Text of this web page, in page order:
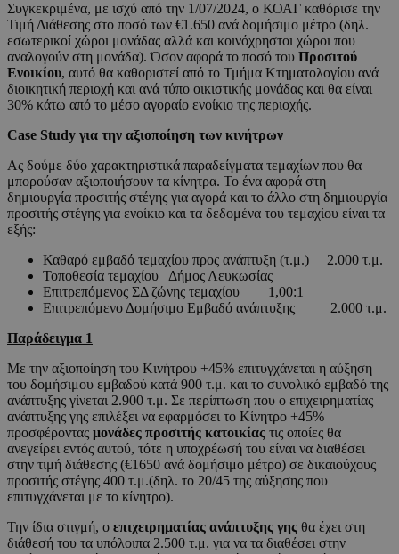
Συγκεκριμένα, με ισχύ από την 1/07/2024, ο ΚΟΑΓ καθόρισε την
Τιμή Διάθεσης στο ποσό των €1.650 ανά δομήσιμο μέτρο (δηλ.
εσωτερικοί χώροι μονάδας αλλά και κοινόχρηστοι χώροι που
αναλογούν στη μονάδα). Όσον αφορά το ποσό του Προσιτού
Ενοικίου, αυτό θα καθοριστεί από το Τμήμα Κτηματολογίου ανά
διοικητική περιοχή και ανά τύπο οικιστικής μονάδας και θα είναι
30% κάτω από το μέσο αγοραίο ενοίκιο της περιοχής.
Case Study για την αξιοποίηση των κινήτρων
Ας δούμε δύο χαρακτηριστικά παραδείγματα τεμαχίων που θα
μπορούσαν αξιοποιήσουν τα κίνητρα. Το ένα αφορά στη
δημιουργία προσιτής στέγης για αγορά και το άλλο στη δημιουργία
προσιτής στέγης για ενοίκιο και τα δεδομένα του τεμαχίου είναι τα
εξής:
Καθαρό εμβαδό τεμαχίου προς ανάπτυξη (τ.μ.) 2.000 τ.μ.
Τοποθεσία τεμαχίου Δήμος Λευκωσίας
Επιτρεπόμενος ΣΔ ζώνης τεμαχίου 1,00:1
Επιτρεπόμενο Δομήσιμο Εμβαδό ανάπτυξης 2.000 τ.μ.
Παράδειγμα 1
Με την αξιοποίηση του Κινήτρου +45% επιτυγχάνεται η αύξηση
του δομήσιμου εμβαδού κατά 900 τ.μ. και το συνολικό εμβαδό της
ανάπτυξης γίνεται 2.900 τ.μ. Σε περίπτωση που ο επιχειρηματίας
ανάπτυξης γης επιλέξει να εφαρμόσει το Κίνητρο +45%
προσφέροντας μονάδες προσιτής κατοικίας τις οποίες θα
ανεγείρει εντός αυτού, τότε η υποχρέωσή του είναι να διαθέσει
στην τιμή διάθεσης (€1650 ανά δομήσιμο μέτρο) σε δικαιούχους
προσιτής στέγης 400 τ.μ.(δηλ. το 20/45 της αύξησης που
επιτυγχάνεται με το κίνητρο).
Την ίδια στιγμή, ο επιχειρηματίας ανάπτυξης γης θα έχει στη
διάθεσή του τα υπόλοιπα 2.500 τ.μ. για να τα διαθέσει στην